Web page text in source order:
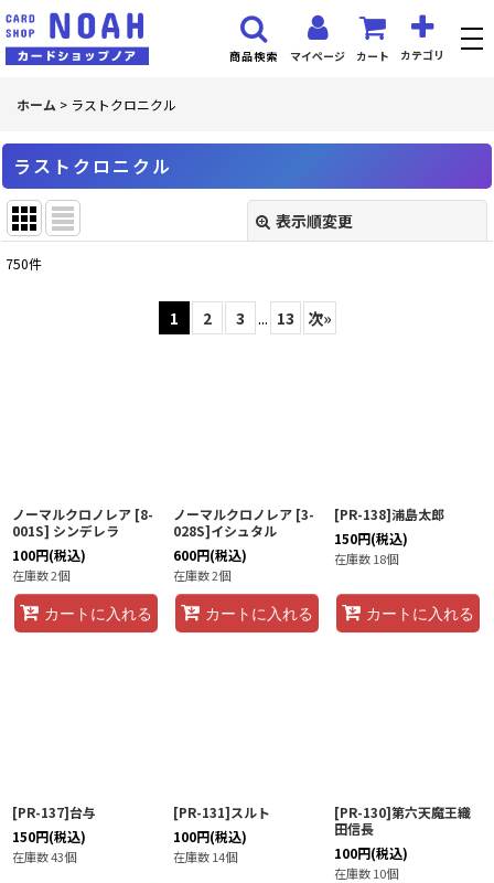
マイページ カート カテゴリ
商品検索
ホーム > ラストクロニクル
ラストクロニクル
表示順変更
750件
1 2 3 ... 13 次»
ノーマルクロノレア [8-
001S] シンデレラ
100円(税込)
在庫数 2個
カートに入れる
ノーマルクロノレア [3-
028S]イシュタル
600円(税込)
在庫数 2個
カートに入れる
[PR-138]浦島太郎
150円(税込)
在庫数 18個
カートに入れる
[PR-137]台与
150円(税込)
在庫数 43個
[PR-131]スルト
100円(税込)
在庫数 14個
[PR-130]第六天魔王織
田信長
100円(税込)
在庫数 10個